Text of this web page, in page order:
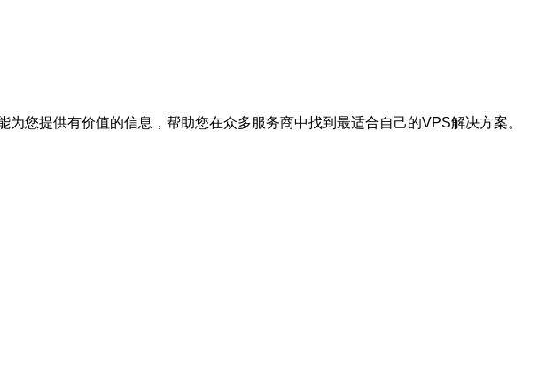
您提供有价值的信息，帮助您在众多服务商中找到最适合自己的VPS解决方案。